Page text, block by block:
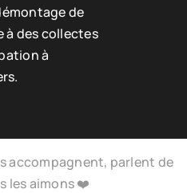
de
à des collectes
à
accompagnent, parlent de
les aimons ❤️